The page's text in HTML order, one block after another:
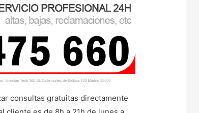
consultas gratuitas directamente